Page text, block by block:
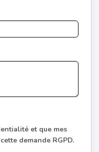
et que mes
demande RGPD.